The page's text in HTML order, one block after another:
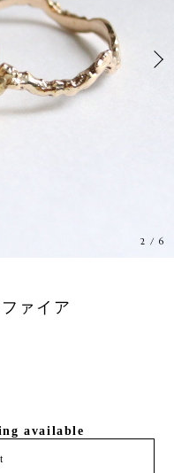
3 /6
ァイア
available